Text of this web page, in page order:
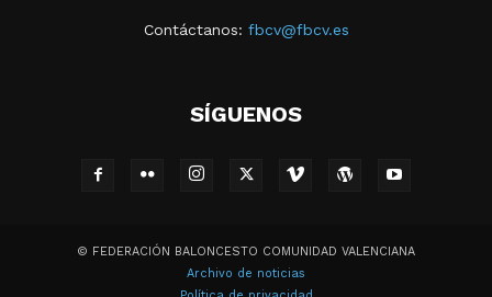
Contáctanos: fbcv@fbcv.es
SÍGUENOS
© FEDERACIÓN BALONCESTO COMUNIDAD VALENCIANA
Archivo de noticias